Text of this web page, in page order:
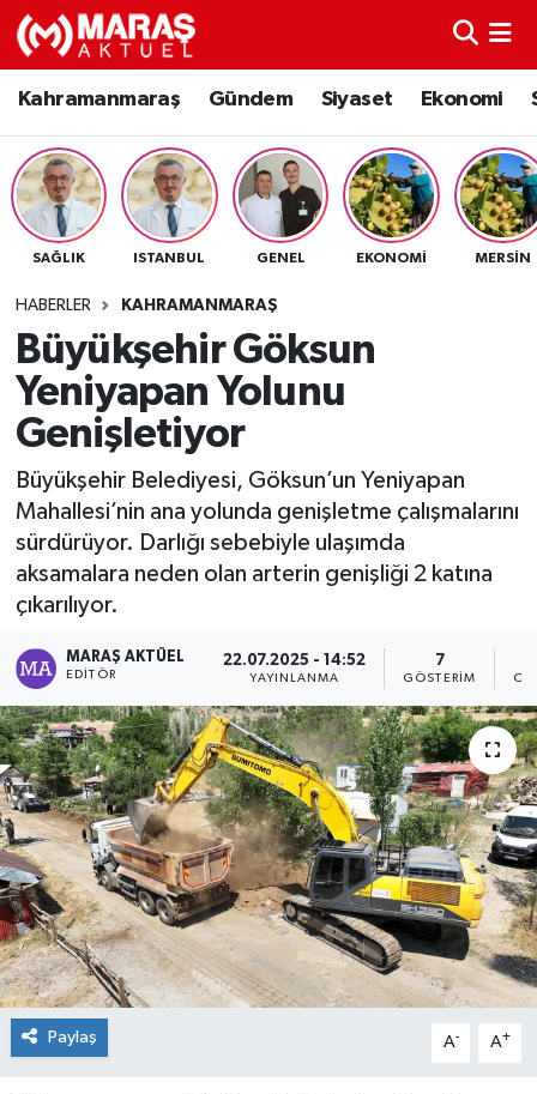
Kahramanmaraş Gündem Siyaset Ekonomi
SAĞLIK ISTANBUL GENEL EKONOMI MERSIN
HABERLER KAHRAMANMARAŞ
Büyükşehir Göksun
Yeniyapan Yolunu
Genişletiyor
Büyükşehir Belediyesi, Göksun’un Yeniyapan
Mahallesi’nin ana yolunda genişletme çalışmalarını
sürdürüyor. Darlığı sebebiyle ulaşımda
aksamalara neden olan arterin genişliği 2 katına
çıkarılıyor.
MARAŞ AKTÜEL
EDITÖR
22.07.2025 - 14:52
YAYINLANMA
7
GÖSTERIM
Paylaş A- A+
Kahramanmaraş
Gündem
Siyaset
Spor
Sağlık
Teknoloji
Eğitim
Dünya
Nöbetçi Eczaneler
Hava Durumu
Namaz Vakitleri
TFF 3.Lig 4.Grup Puan Durumu ve Fikstür
Tüm Manşetler
Son Dakika Haberleri
Haber Arşivi